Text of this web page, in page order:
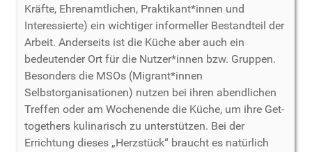
Kräfte, Ehrenamtlichen, Praktikant*innen und
Interessierte) ein wichtiger informeller Bestandteil der
Arbeit. Anderseits ist die Küche aber auch ein
bedeutender Ort für die Nutzer*innen bzw. Gruppen.
Besonders die MSOs (Migrant*innen
Selbstorganisationen) nutzen bei ihren abendlichen
Treffen oder am Wochenende die Küche, um ihre Get-
togethers kulinarisch zu unterstützen. Bei der
Errichtung dieses „Herzstück“ braucht es natürlich